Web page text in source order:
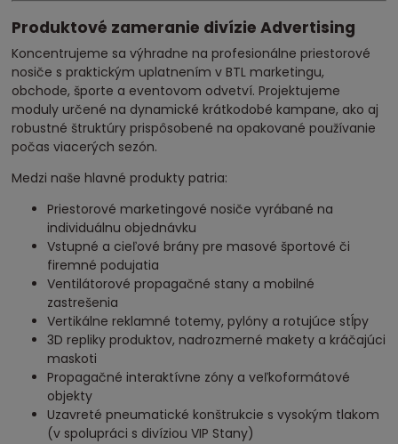
Produktové zameranie divízie Advertising
Koncentrujeme sa výhradne na profesionálne priestorové
nosiče s praktickým uplatnením v BTL marketingu,
obchode, športe a eventovom odvetví. Projektujeme
moduly určené na dynamické krátkodobé kampane, ako aj
robustné štruktúry prispôsobené na opakované používanie
počas viacerých sezón.
Medzi naše hlavné produkty patria:
Priestorové marketingové nosiče vyrábané na
individuálnu objednávku
Vstupné a cieľové brány pre masové športové či
firemné podujatia
Ventilátorové propagačné stany a mobilné
zastrešenia
Vertikálne reklamné totemy, pylóny a rotujúce stĺpy
3D repliky produktov, nadrozmerné makety a kráčajúci
maskoti
Propagačné interaktívne zóny a veľkoformátové
objekty
Uzavreté pneumatické konštrukcie s vysokým tlakom
(v spolupráci s divíziou VIP Stany)